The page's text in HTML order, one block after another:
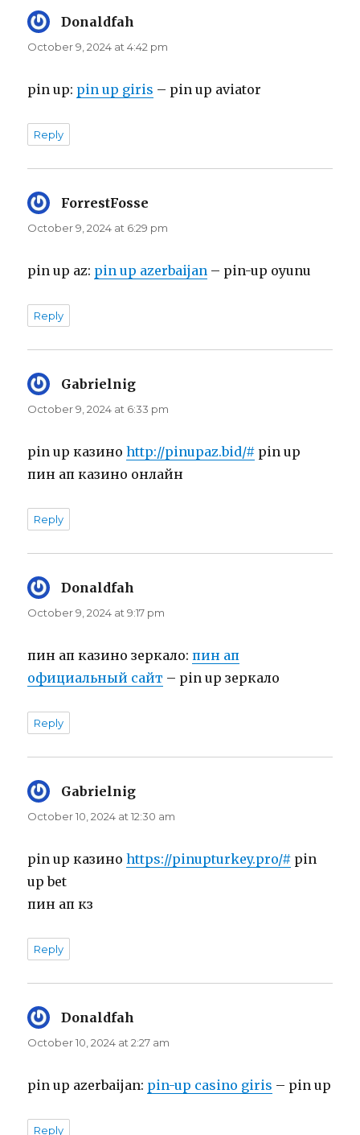
Donaldfah
October 9, 2024 at 4:42 pm
pin up: pin up giris – pin up aviator
Reply
ForrestFosse
October 9, 2024 at 6:29 pm
pin up az: pin up azerbaijan – pin-up oyunu
Reply
Gabrielnig
October 9, 2024 at 6:33 pm
pin up казиноhttp://pinupaz.bid/# pin up
пин ап казино онлайн
Reply
Donaldfah
October 9, 2024 at 9:17 pm
пин ап казино зеркало:пин ап
официальный сайт – pin up зеркало
Reply
Gabrielnig
October 10, 2024 at 12:30 am
pin up казиноhttps://pinupturkey.pro/# pin
up bet
пин ап кз
Reply
Donaldfah
October 10, 2024 at 2:27 am
pin up azerbaijan: pin-up casino giris – pin up
Reply